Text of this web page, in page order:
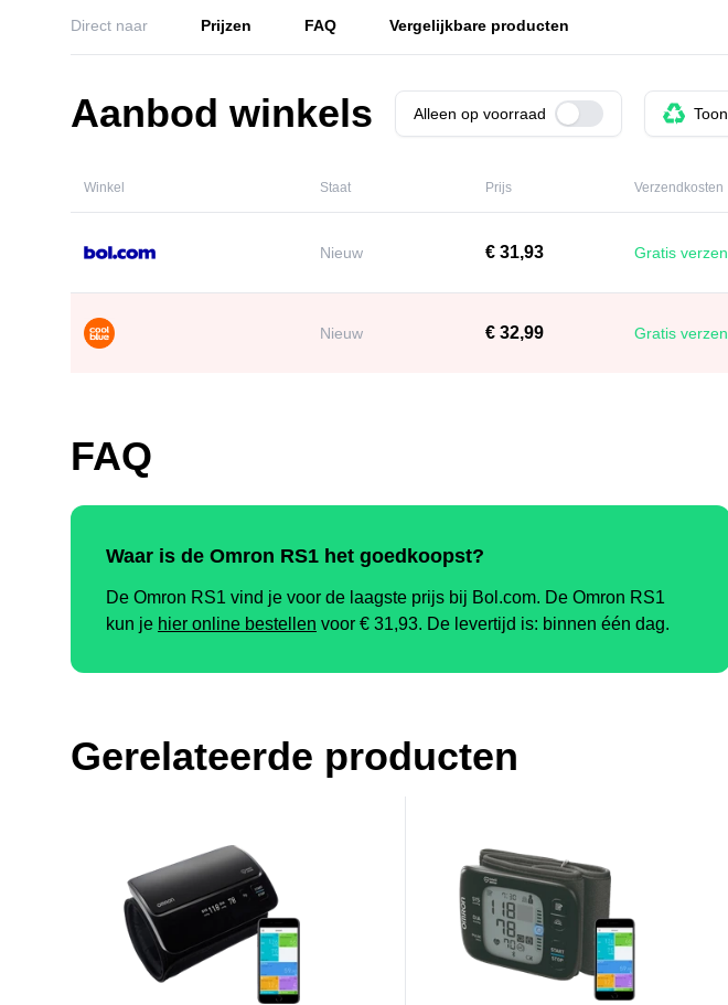
Direct naar Prijzen FAQ Vergelijkbare producten
Aanbod winkels Alleen op voorraad Use setting
Winkel Staat Prijs Verzendkosten
Nieuw € 31,93 Gratis
Nieuw € 32,99 Gratis
FAQ
Waar is de Omron RS1 het goedkoopst?
De Omron RS1 vind je voor de laagste prijs bij Bol.com. De Omron RS1
kun je hier online bestellen voor € 31,93. De levertijd is: binnen één dag.
Gerelateerde producten